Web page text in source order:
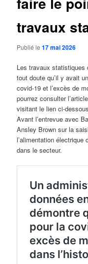
travaux
Publié le17 mai 2026
Les travaux statistiques
tout doute qu’il y avait
covid-19 et l’excès de
pourrez consulter
visitant le lien ci-
Avant l’entrevue avec
Ansley Brown sur la
l’alimentation
dans le secteur.